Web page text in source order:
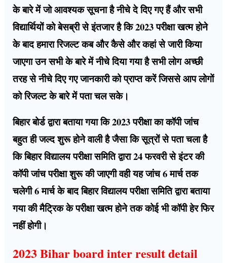
के बारे में जो आवश्यक सूचना है नीचे दे दिए गए हैं और सभी
विद्यार्थियों को बेसब्री से इंतजार है कि 2023 परीक्षा खत्म होने
के बाद हमारा रिजल्ट कब और कैसे और कहां से जारी किया
जाएगा उन सभी के बारे में नीचे दिया गया है सभी लोग अच्छी
तरह से नीचे दिए गए जानकारी को प्राप्त करें जिससे आप लोगों
को रिजल्ट के बारे में पता चल सके।
बिहार बोर्ड द्वारा बताया गया कि 2023 परीक्षा का कॉपी जांच
बहुत ही जल्द शुरू होने वाली है जैसा कि सूत्रों से पता चला है
कि बिहार विद्यालय परीक्षा समिति द्वारा 24 फरवरी से इंटर की
कॉपी जांच परीक्षा शुरू की जाएगी वही यह जांच 6 मार्च तक
चलेगी 6 मार्च के बाद बिहार विद्यालय परीक्षा समिति द्वारा बताया
गया की मैट्रिक के परीक्षा खत्म होने तक कोई भी कॉपी हेर फिर
नहीं होगी।
2023 Bihar board inter result detail